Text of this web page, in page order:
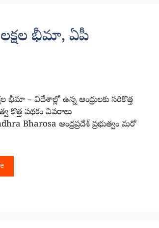
భీమా, ఏపీ
భీమా – విదేశాల్లో ఉన్న ఆంధ్రులకు సరికొత్త
కొత్త పథకం వివరాలు
Bharosa ఆంధ్రప్రదేశ్ ప్రభుత్వం మరో